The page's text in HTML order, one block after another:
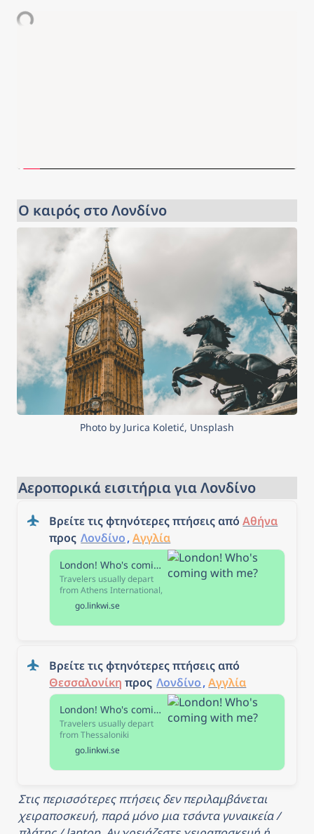
Ο καιρός στο Λονδίνο
Photo by Jurica Koletić, Unsplash
Αεροπορικά εισιτήρια για Λονδίνο
Βρείτε τις φτηνότερες πτήσεις από Αθήνα
προς Λονδίνο, Αγγλία
London! Who's coming with me?
Travelers usually depart
from Athens International,
Athens Train Station,
Athens - Karolou, Athens -
Kifissos, or Athens-Agioi
Heathrow, Gatwick, London
Stansted, Luton, or London
City. The distance between
km.
go.linkwi.se
Θεσσαλονίκη προς Λονδίνο, Αγγλία
London! Who's coming with me?
Travelers usually depart
from Thessaloniki
International Airport
Macedonia, Thessaloniki
Train station, or
Thessaloniki to London.
Book your trip to arrive at
Heathrow, Gatwick, London
go.linkwi.se
Στις περισσότερες πτήσεις δεν περιλαμβάνεται
χειραποσκευή, παρά μόνο μια τσάντα γυναικεία /